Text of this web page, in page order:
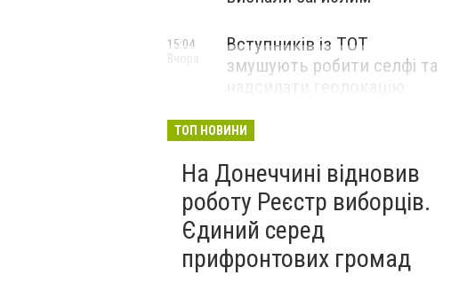
Вступників із ТОТ
змушують робити селфі та
до МОН
15:04
Вчора
ТОП НОВИНИ
На Донеччині відновив
роботу Реєстр виборців.
Єдиний серед
прифронтових громад